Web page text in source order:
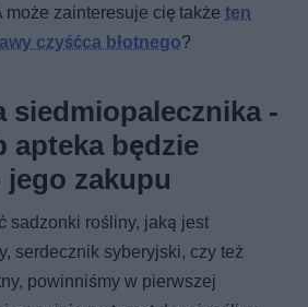
może zainteresuje cię takżeten
czyśćca błotnego?
siedmiopalecznika -
apteka będzie
jego zakupu
sadzonki rośliny, jaką jest
serdecznik syberyjski, czy też
powinniśmy w pierwszej